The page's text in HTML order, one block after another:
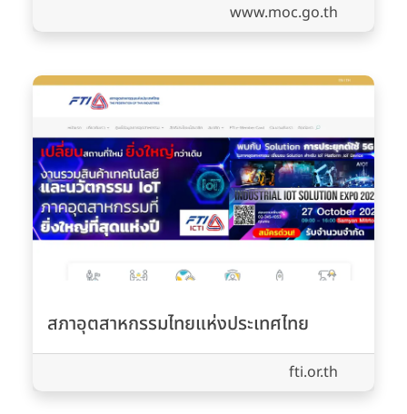
www.moc.go.th
สภาอุตสาหกรรมไทยแห่งประเทศไทย
fti.or.th